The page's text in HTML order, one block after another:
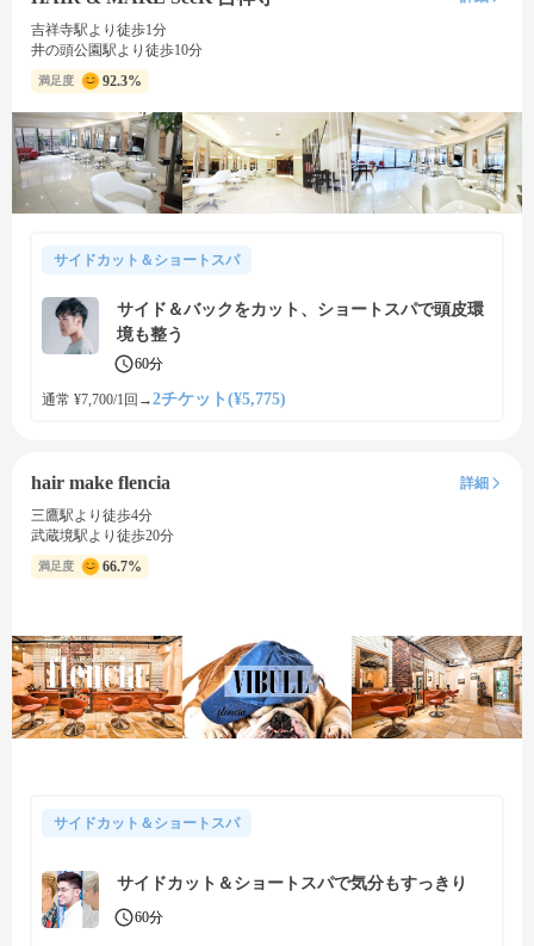
吉祥寺駅より徒歩1分
井の頭公園駅より徒歩10分
満足度 92.3%
サイドカット＆ショートスパ
サイド＆バックをカット、ショートスパで頭皮環
境も整う
60分
通常 ¥7,700/1回 →2チケット(¥5,775)
hair make flencia
詳細
三鷹駅より徒歩4分
武蔵境駅より徒歩20分
満足度 66.7%
サイドカット＆ショートスパ
サイドカット＆ショートスパで気分もすっきり
60分